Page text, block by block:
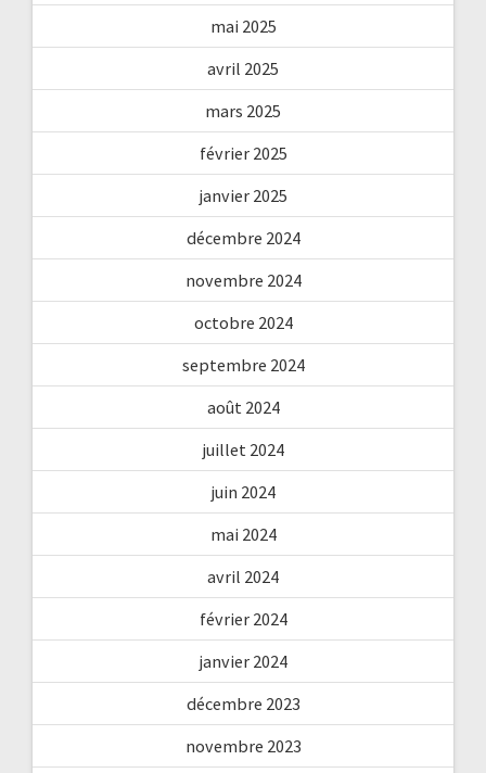
mai 2025
avril 2025
mars 2025
février 2025
janvier 2025
décembre 2024
novembre 2024
octobre 2024
septembre 2024
août 2024
juillet 2024
juin 2024
mai 2024
avril 2024
février 2024
janvier 2024
décembre 2023
novembre 2023